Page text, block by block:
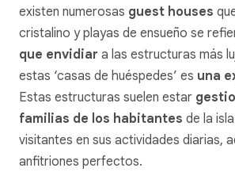
existen numerosas guest houses
cristalino y playas de ensueño se
que envidiar a las estructuras más
estas ‘casas de huéspedes’ es una
Estas estructuras suelen estar
familias de los habitantes de la
visitantes en sus actividades diarias,
anfitriones perfectos.